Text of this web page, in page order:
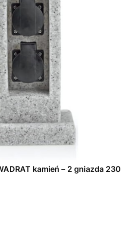
kamień – 2 gniazda 230